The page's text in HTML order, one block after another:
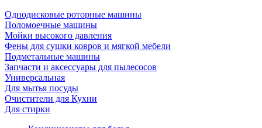
Однодисковые роторные машины
Поломоечные машины
Мойки высокого давления
Фены для сушки ковров и мягкой мебели
Подметальные машины
Запчасти и аксессуары для пылесосов
Универсальная
Для мытья посуды
Очиcтители для Кухни
Для стирки